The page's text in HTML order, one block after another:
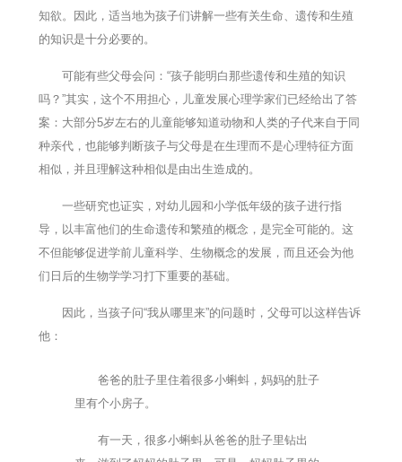
知欲。因此，适当地为孩子们讲解一些有关生命、遗传和生殖
的知识是十分必要的。
可能有些父母会问：“孩子能明白那些遗传和生殖的知识
吗？”其实，这个不用担心，儿童发展心理学家们已经给出了答
案：大部分5岁左右的儿童能够知道动物和人类的子代来自于同
种亲代，也能够判断孩子与父母是在生理而不是心理特征方面
相似，并且理解这种相似是由出生造成的。
一些研究也证实，对幼儿园和小学低年级的孩子进行指
导，以丰富他们的生命遗传和繁殖的概念，是完全可能的。这
不但能够促进学前儿童科学、生物概念的发展，而且还会为他
们日后的生物学学习打下重要的基础。
因此，当孩子问“我从哪里来”的问题时，父母可以这样告诉
他：
爸爸的肚子里住着很多小蝌蚪，妈妈的肚子
里有个小房子。
有一天，很多小蝌蚪从爸爸的肚子里钻出